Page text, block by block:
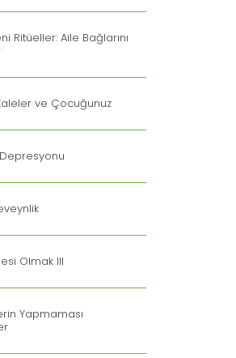
Ritüeller: Aile Bağlarını
ve Çocuğunuz
Olmak III
Yapmaması